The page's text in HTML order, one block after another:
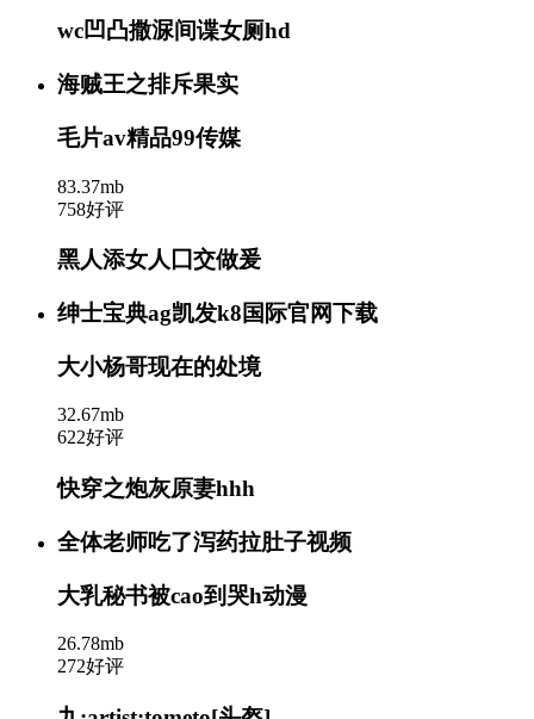
wc凹凸撒㳮间谍女厕hd
海贼王之排斥果实
毛片av精品99传媒
83.37mb
758好评
黑人添女人囗交做爰
绅士宝典ag凯发k8国际官网下载
大小杨哥现在的处境
32.67mb
622好评
快穿之炮灰原妻hhh
全体老师吃了泻药拉肚子视频
大乳秘书被cao到哭h动漫
26.78mb
272好评